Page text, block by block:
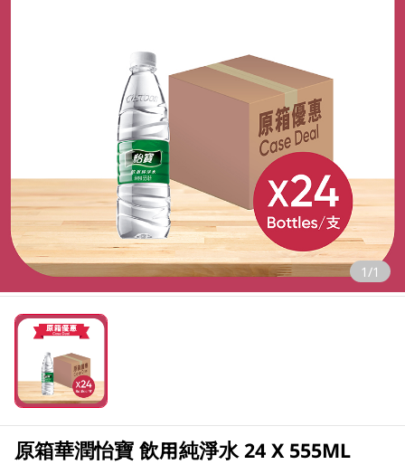
1/1
原箱華潤怡寶 飲用純淨水 24 X 555ML